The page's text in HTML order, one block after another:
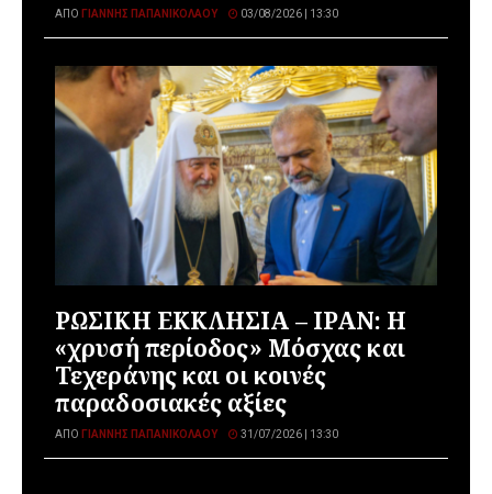
ΑΠΌ ΓΙΆΝΝΗΣ ΠΑΠΑΝΙΚΟΛΆΟΥ 03/08/2026 | 13:30
ΡΩΣΙΚΗ ΕΚΚΛΗΣΙΑ – ΙΡΑΝ: Η
«χρυσή περίοδος» Μόσχας και
Τεχεράνης και οι κοινές
παραδοσιακές αξίες
ΑΠΌ ΓΙΆΝΝΗΣ ΠΑΠΑΝΙΚΟΛΆΟΥ 31/07/2026 | 13:30